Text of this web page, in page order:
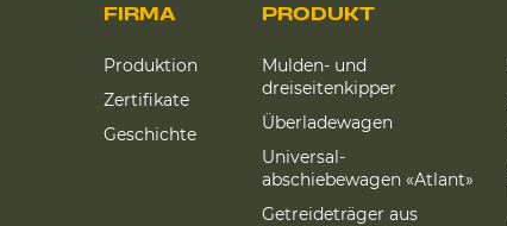
FIRMA
Produktion
Zertifikate
Geschichte
PRODUKT
Mulden- und
dreiseitenkipper
Überladewagen
Universal-
abschiebewagen «Atlant»
Getreideträger aus